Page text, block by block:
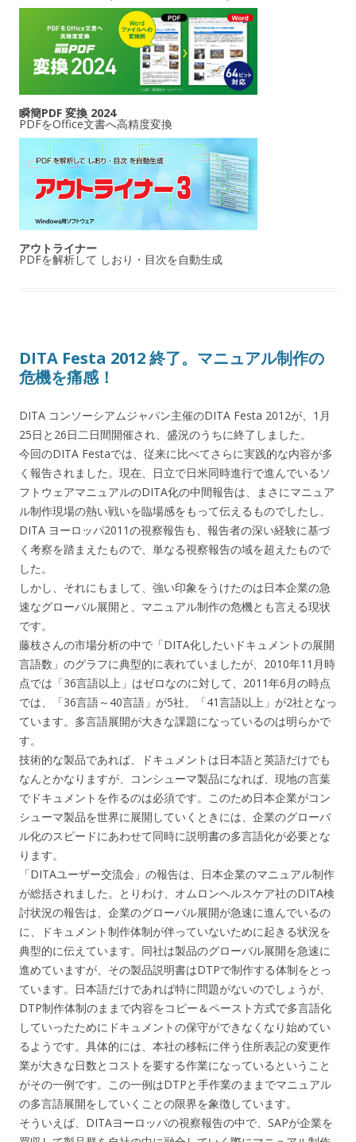
瞬簡PDF 変換 2024
PDFをOffice文書へ高精度変換
アウトライナー
PDFを解析して しおり・目次を自動生成
DITA Festa 2012 終了。マニュアル制作の
危機を痛感！
DITA コンソーシアムジャパン主催のDITA Festa 2012が、1月
25日と26日二日間開催され、盛況のうちに終了しました。
今回のDITA Festaでは、従来に比べてさらに実践的な内容が多
く報告されました。現在、日立で日米同時進行で進んでいるソ
フトウェアマニュアルのDITA化の中間報告は、まさにマニュア
ル制作現場の熱い戦いを臨場感をもって伝えるものでしたし、
DITA ヨーロッパ2011の視察報告も、報告者の深い経験に基づ
く考察を踏まえたもので、単なる視察報告の域を超えたもので
した。
しかし、それにもまして、強い印象をうけたのは日本企業の急
速なグローバル展開と、マニュアル制作の危機とも言える現状
です。
藤枝さんの市場分析の中で「DITA化したいドキュメントの展開
言語数」のグラフに典型的に表れていましたが、2010年11月時
点では「36言語以上」はゼロなのに対して、2011年6月の時点
では、「36言語～40言語」が5社、「41言語以上」が2社となっ
ています。多言語展開が大きな課題になっているのは明らかで
す。
技術的な製品であれば、ドキュメントは日本語と英語だけでも
なんとかなりますが、コンシューマ製品になれば、現地の言葉
でドキュメントを作るのは必須です。このため日本企業がコン
シューマ製品を世界に展開していくときには、企業のグローバ
ル化のスピードにあわせて同時に説明書の多言語化が必要とな
ります。
「DITAユーザー交流会」の報告は、日本企業のマニュアル制作
が総括されました。とりわけ、オムロンヘルスケア社のDITA検
討状況の報告は、企業のグローバル展開が急速に進んでいるの
に、ドキュメント制作体制が伴っていないために起きる状況を
典型的に伝えています。同社は製品のグローバル展開を急速に
進めていますが、その製品説明書はDTPで制作する体制をとっ
ています。日本語だけであれば特に問題がないのでしょうが、
DTP制作体制のままで内容をコピー＆ペースト方式で多言語化
していったためにドキュメントの保守ができなくなり始めてい
るようです。具体的には、本社の移転に伴う住所表記の変更作
業が大きな日数とコストを要する作業になっているということ
がその一例です。この一例はDTPと手作業のままでマニュアル
の多言語展開をしていくことの限界を象徴しています。
そういえば、DITAヨーロッパの視察報告の中で、SAPが企業を